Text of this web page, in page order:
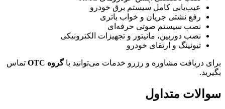
عیب‌یابی کامل سیستم برق خودرو
رفع نشتی جریان و خواب باتری
نصب سیستم صوتی حرفه‌ای
نصب دوربین، مانیتور و تجهیزات الکترونیکی
تیونینگ و ارتقای خودرو
برای دریافت مشاوره و رزرو خدمات می‌توانید باگروه OTC
تماس
بگیرید.
سوالات متداول